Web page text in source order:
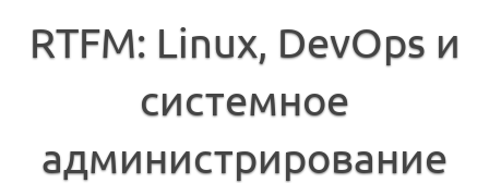
содержимому
RTFM: Linux, DevOps и
системное
администрирование